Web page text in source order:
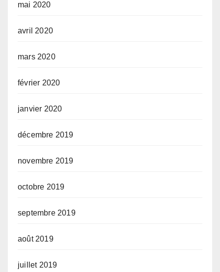
mai 2020
avril 2020
mars 2020
février 2020
janvier 2020
décembre 2019
novembre 2019
octobre 2019
septembre 2019
août 2019
juillet 2019